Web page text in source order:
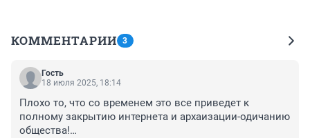
КОММЕНТАРИИ 3
Гость
18 июля 2025, 18:14
Плохо то, что со временем это все приведет к
полному закрытию интернета и архаизации-одичанию
общества!